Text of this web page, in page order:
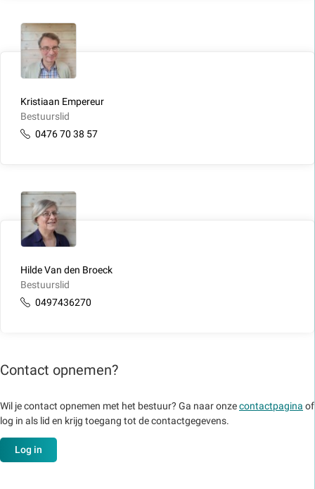
Kristiaan Empereur
Bestuurslid
0476 70 38 57
Hilde Van den Broeck
Bestuurslid
0497436270
Contact opnemen?
Wil je contact opnemen met het bestuur? Ga naar onzecontactpagina of
log in als lid en krijg toegang tot de contactgegevens.
Log in